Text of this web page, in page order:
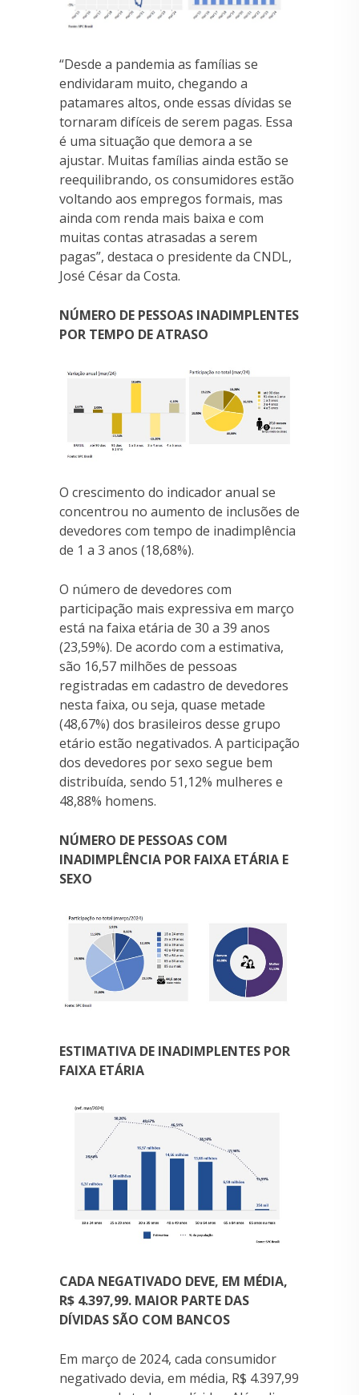
“Desde a pandemia as famílias se
endividaram muito, chegando a
patamares altos, onde essas dívidas se
tornaram difíceis de serem pagas. Essa
é uma situação que demora a se
ajustar. Muitas famílias ainda estão se
reequilibrando, os consumidores estão
voltando aos empregos formais, mas
ainda com renda mais baixa e com
muitas contas atrasadas a serem
pagas”, destaca o presidente da CNDL,
José César da Costa.
NÚMERO DE PESSOAS INADIMPLENTES
POR TEMPO DE ATRASO
O crescimento do indicador anual se
concentrou no aumento de inclusões de
devedores com tempo de inadimplência
de 1 a 3 anos (18,68%).
O número de devedores com
participação mais expressiva em março
está na faixa etária de 30 a 39 anos
(23,59%). De acordo com a estimativa,
são 16,57 milhões de pessoas
registradas em cadastro de devedores
nesta faixa, ou seja, quase metade
(48,67%) dos brasileiros desse grupo
etário estão negativados. A participação
dos devedores por sexo segue bem
distribuída, sendo 51,12% mulheres e
48,88% homens.
NÚMERO DE PESSOAS COM
INADIMPLÊNCIA POR FAIXA ETÁRIA E
SEXO
ESTIMATIVA DE INADIMPLENTES POR
FAIXA ETÁRIA
CADA NEGATIVADO DEVE, EM MÉDIA,
R$ 4.397,99. MAIOR PARTE DAS
DÍVIDAS SÃO COM BANCOS
Em março de 2024, cada consumidor
negativado devia, em média, R$ 4.397,99